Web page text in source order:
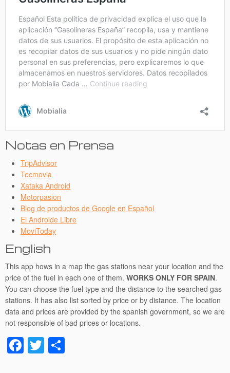
Notas en Prensa
TripAdvisor
Tecmovia
Xataka Android
Motorpasion
Blog de productos de Google en Español
El Androide Libre
MoviToday
English
This app hows in a map the gas stations near your location and the
price of the fuel in each one of them. WORKS ONLY FOR SPAIN.
You can choose the fuel type and the distance to the searched gas
stations. It has also list sorted by price or by distance. The location
data and prices are provided by the spanish government, so we are
not responsible of bad prices or locations.
Facebook
Twitter